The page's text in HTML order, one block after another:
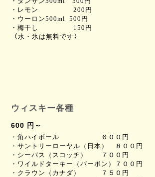
・レモン 200 円
・ウーロン500ml 500 円
・梅干し 150 円
〈水・氷は無料です 〉
ウィスキー各種
600 円～
・角ハイボール ６００円
・サントリーローヤル（日本） ８００ 円
・シーバス（スコッチ） ７００ 円
・ワイルドターキー（バーボン）７００ 円
・クラウン（カナダ） ７５０ 円